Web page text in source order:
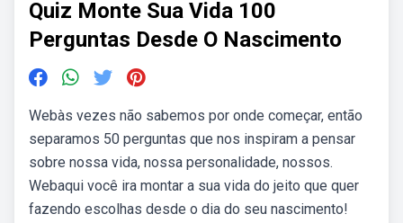
Quiz Monte Sua Vida 100
Perguntas Desde O Nascimento
Webàs vezes não sabemos por onde começar, então
separamos 50 perguntas que nos inspiram a pensar
sobre nossa vida, nossa personalidade, nossos.
Webaqui você ira montar a sua vida do jeito que quer
fazendo escolhas desde o dia do seu nascimento!